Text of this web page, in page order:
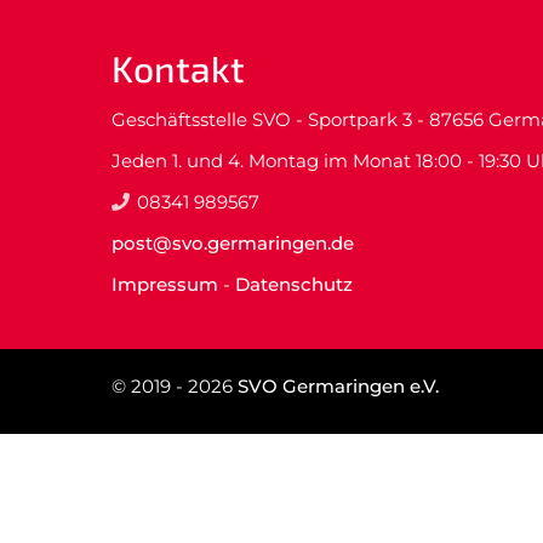
Kontakt
Geschäftsstelle SVO - Sportpark 3 - 87656
Jeden 1. und 4. Montag im Monat 18:00 - 19:30
08341 989567
post@svo.germaringen.de
Impressum - Datenschutz
© 2019 - 2026 SVO Germaringen e.V.
Instagram Fanpage